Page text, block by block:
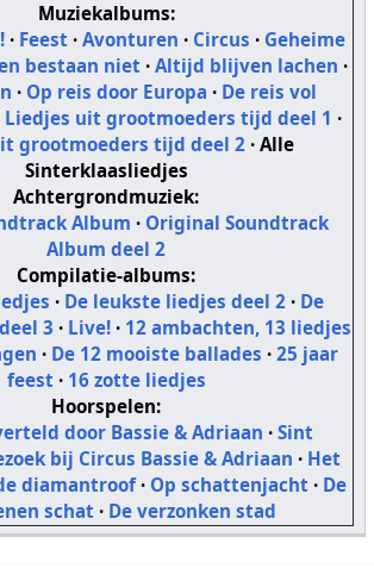
Muziekalbums:
· Feest · Avonturen · Circus · Geheime
bestaan niet ·Altijd blijven lachen ·
· Op reis door Europa · De reis vol
Liedjes uit grootmoeders tijd deel 1 ·
grootmoeders tijd deel 2 ·Alle
Sinterklaasliedjes
Achtergrondmuziek:
Album · Original Soundtrack
Album deel 2
Compilatie-albums:
· De leukste liedjes deel 2 · De
3 · Live! · 12 ambachten, 13 liedjes
· De 12 mooiste ballades · 25 jaar
feest · 16 zotte liedjes
Hoorspelen:
door Bassie & Adriaan · Sint
bij Circus Bassie & Adriaan · Het
diamantroof· Op schattenjacht · De
schat · De verzonken stad